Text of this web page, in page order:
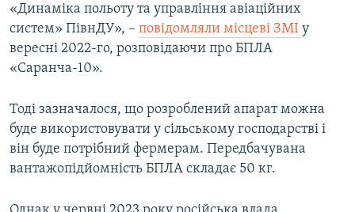
«Динаміка польоту та управління авіаційних
систем» ПівнДУ», – повідомляли місцеві ЗМІ у
вересні 2022-го, розповідаючи про БПЛА
«Саранча-10».
Тоді зазначалося, що розроблений апарат можна
буде використовувати у сільському господарстві і
він буде потрібний фермерам. Передбачувана
вантажопідйомність БПЛА складає 50 кг.